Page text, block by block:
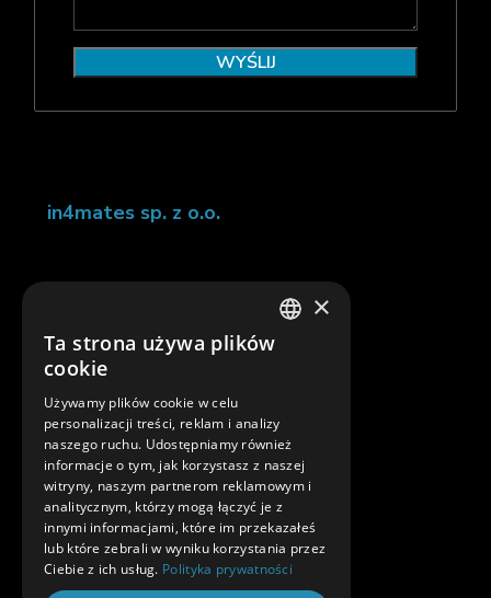
in4mates sp. z o.o.
ul. Czarnieckiego 35 01-548
+48 22 833 64 11
in4mates@in4mates.com
Dołącz do nas:
×
Ta strona używa plików
cookie
Używamy plików cookie w celu
personalizacji treści, reklam i analizy
naszego ruchu. Udostępniamy również
informacje o tym, jak korzystasz z naszej
witryny, naszym partnerom reklamowym i
analitycznym, którzy mogą łączyć je z
innymi informacjami, które im przekazałeś
lub które zebrali w wyniku korzystania przez
Ciebie z ich usług. Polityka prywatności